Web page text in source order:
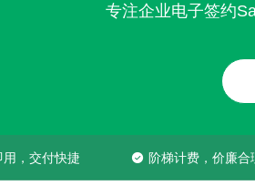
专注企业电子签约
用，交付快捷 阶梯计费，价廉合